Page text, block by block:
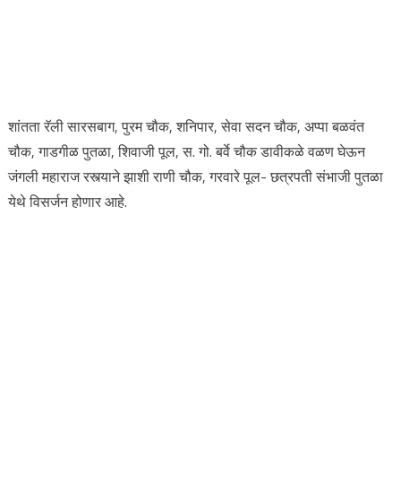
शांतता रॅली सारसबाग, पुरम चौक, शनिपार, सेवा सदन चौक, अप्पा बळवंत
चौक, गाडगीळ पुतळा, शिवाजी पूल, स. गो. बर्वे चौक डावीकळे वळण घेऊन
जंगली महाराज रस्त्याने झाशी राणी चौक, गरवारे पूल- छत्रपती संभाजी पुतळा
येथे विसर्जन होणार आहे.